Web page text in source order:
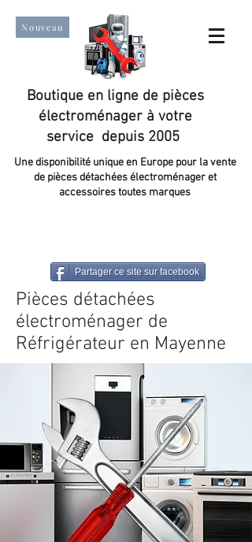
Nouveau
Boutique en ligne de pièces
électroménager à votre
service depuis 2005
Une disponibilité unique en Europe pour la vente
de pièces détachées électroménager et
accessoires toutes marques
Partager ce site sur facebook
Pièces détachées
électroménager de
Réfrigérateur en Mayenne